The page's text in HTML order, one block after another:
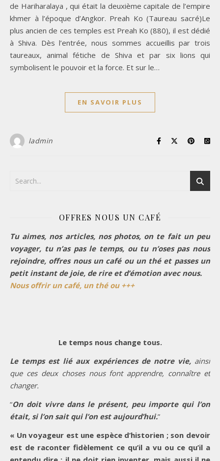
de Hariharalaya , qui était la deuxième capitale de l’empire
khmer à l’époque d’Angkor. Preah Ko (Taureau sacré)Le
plus ancien de ces temples est Preah Ko (880), il est dédié
à Shiva. Dès l’entrée, nous sommes accueillis par trois
taureaux, animal fétiche de Shiva et par six lions qui
symbolisent le pouvoir et la force. Et sur le…
EN SAVOIR PLUS
ladmin
OFFRES NOUS UN CAFÉ
Tu aimes, nos articles, nos photos, on te fait un peu
voyager, tu n’as pas le temps, ou tu n’oses pas nous
rejoindre, offres nous un café ou un thé et passes un
petit instant de joie, de rire et d’émotion avec nous.
Nous offrir un café, un thé ou +++
Le temps nous change tous.
Le temps est lié aux expériences de notre vie, ainsi
que ces deux choses nous font apprendre, connaître et
changer.
“On doit vivre dans le présent, peu importe qui l’on
était, si l’on sait qui l’on est aujourd’hui.”
« Un voyageur est une espèce d’historien ; son devoir
est de raconter fidèlement ce qu’il a vu ou ce qu’il a